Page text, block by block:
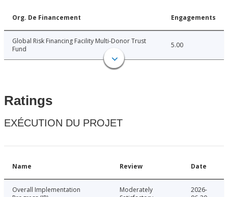
Org. De Financement Engagements
Global Risk Financing Facility Multi-Donor Trust
Fund
5.00
Ratings
EXÉCUTION DU PROJET
Name Review Date
Overall Implementation
Moderately
2026-